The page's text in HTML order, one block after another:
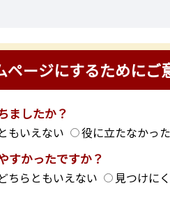
ージにするためにご
ましたか？
もいえない 役に立たなかった
すかったですか？
どちらともいえない 見つけに